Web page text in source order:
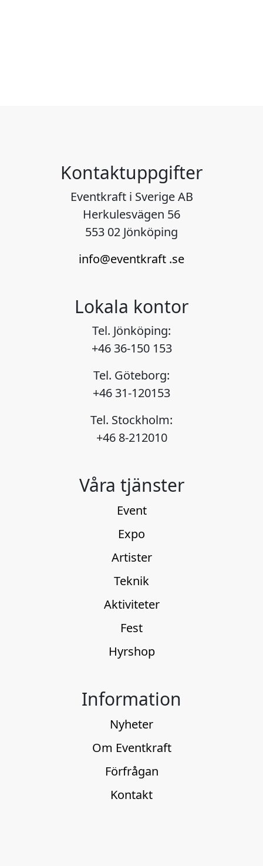
Kontaktuppgifter
Eventkraft i Sverige AB
Herkulesvägen 56
553 02 Jönköping
info@eventkraft .se
Lokala kontor
Tel. Jönköping:
+46 36-150 153
Tel. Göteborg:
+46 31-120153
Tel. Stockholm:
+46 8-212010
Våra tjänster
Event
Expo
Artister
Teknik
Aktiviteter
Fest
Hyrshop
Information
Nyheter
Om Eventkraft
Förfrågan
Kontakt